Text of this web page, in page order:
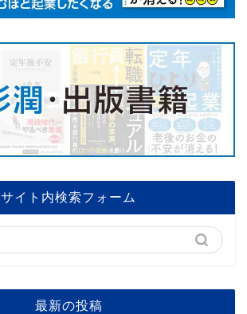
サイト内検索フォーム
最新の投稿